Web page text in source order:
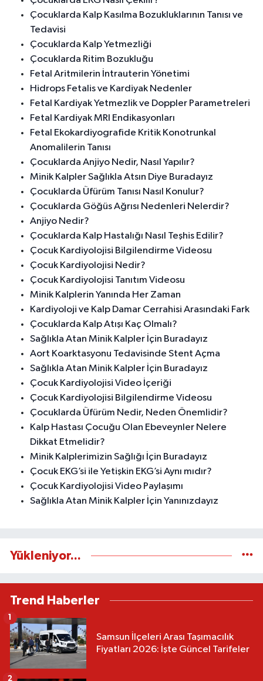
Çocuklarda Kalp Kasılma Bozukluklarının Tanısı ve
Tedavisi
Çocuklarda Kalp Yetmezliği
Çocuklarda Ritim Bozukluğu
Fetal Aritmilerin İntrauterin Yönetimi
Hidrops Fetalis ve Kardiyak Nedenler
Fetal Kardiyak Yetmezlik ve Doppler Parametreleri
Fetal Kardiyak MRI Endikasyonları
Fetal Ekokardiyografide Kritik Konotrunkal
Anomalilerin Tanısı
Çocuklarda Anjiyo Nedir, Nasıl Yapılır?
Minik Kalpler Sağlıkla Atsın Diye Buradayız
Çocuklarda Üfürüm Tanısı Nasıl Konulur?
Çocuklarda Göğüs Ağrısı Nedenleri Nelerdir?
Anjiyo Nedir?
Çocuklarda Kalp Hastalığı Nasıl Teşhis Edilir?
Çocuk Kardiyolojisi Bilgilendirme Videosu
Çocuk Kardiyolojisi Nedir?
Çocuk Kardiyolojisi Tanıtım Videosu
Minik Kalplerin Yanında Her Zaman
Kardiyoloji ve Kalp Damar Cerrahisi Arasındaki Fark
Çocuklarda Kalp Atışı Kaç Olmalı?
Sağlıkla Atan Minik Kalpler İçin Buradayız
Aort Koarktasyonu Tedavisinde Stent Açma
Sağlıkla Atan Minik Kalpler İçin Buradayız
Çocuk Kardiyolojisi Video İçeriği
Çocuk Kardiyolojisi Bilgilendirme Videosu
Çocuklarda Üfürüm Nedir, Neden Önemlidir?
Kalp Hastası Çocuğu Olan Ebeveynler Nelere
Dikkat Etmelidir?
Minik Kalplerimizin Sağlığı İçin Buradayız
Çocuk EKG’si ile Yetişkin EKG’si Aynı mıdır?
Çocuk Kardiyolojisi Video Paylaşımı
Sağlıkla Atan Minik Kalpler İçin Yanınızdayız
Yükleniyor...
Trend Haberler
Samsun İlçeleri Arası Taşımacılık
Fiyatları 2026: İşte Güncel Tarifeler
1
2